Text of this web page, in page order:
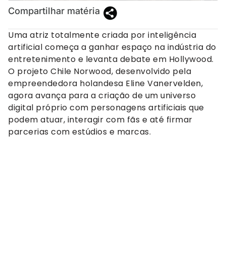
Compartilhar matéria
Uma atriz totalmente criada por inteligência
artificial começa a ganhar espaço na indústria do
entretenimento e levanta debate em Hollywood.
O projeto Chile Norwood, desenvolvido pela
empreendedora holandesa Eline Vanervelden,
agora avança para a criação de um universo
digital próprio com personagens artificiais que
podem atuar, interagir com fãs e até firmar
parcerias com estúdios e marcas.